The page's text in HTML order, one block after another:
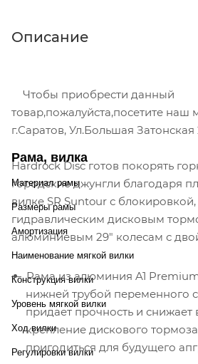
Описание
Чтобы приобрести данный
товар,пожалуйста,посетите наш
г.Саратов, Ул.Большая Затонская
Hardrock Disc готов покорять
городские джунгли благодаря
вилке SR Suntour с
гидравлическим дисковым
алюминиевым 29" колесам с
Рама из алюминия A1
нижней трубой переменного
придает прочность и снижает
крепление дискового
пригодиться для будущего
Рама, вилка
Материал рамы
Размеры рамы
Амортизация
Наименование мягкой вилки
Конструкция вилки
Уровень мягкой вилки
Ход вилки
Регулировки вилки